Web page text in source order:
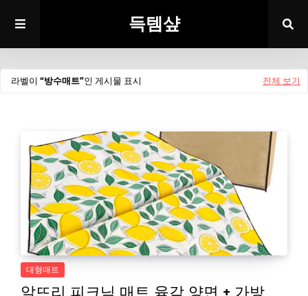
득템샾
라벨이 방수매트 인 게시물 표시 전체 보기
대형매트
알뜨리 피크닉 매트 육각 양면 + 가방